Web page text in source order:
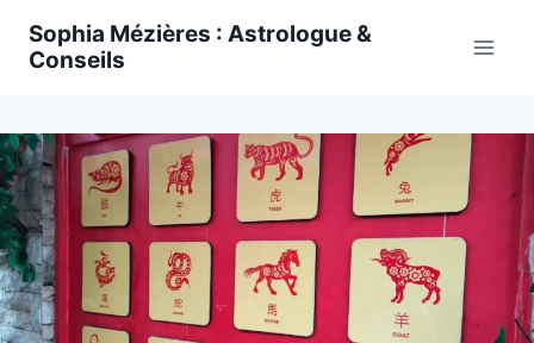
Sophia Mézières : Astrologue &
Conseils